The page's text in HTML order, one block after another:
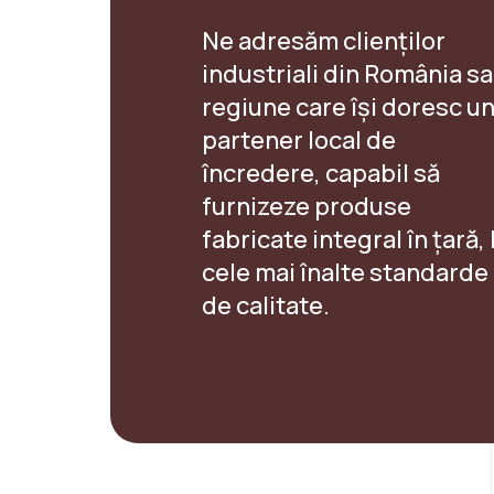
Ne adresăm clienților
industriali din România
regiune care își doresc un
partener local de
încredere, capabil să
furnizeze produse
fabricate integral în țară,
cele mai înalte standarde
de calitate.